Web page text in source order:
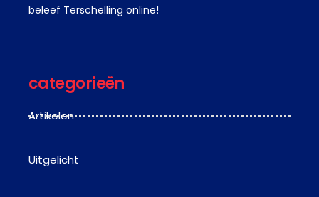
beleef Terschelling online!
categorieën
Artikelen
Uitgelicht